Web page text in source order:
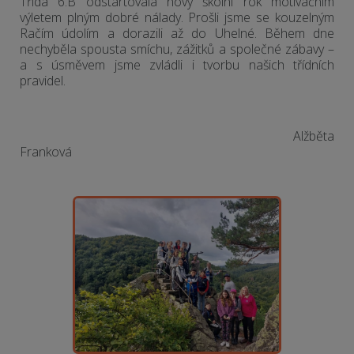
výletem plným dobré nálady. Prošli jsme se kouzelným
Račím údolím a dorazili až do Uhelné. Během dne
nechyběla spousta smíchu, zážitků a společné zábavy –
a s úsměvem jsme zvládli i tvorbu našich třídních
pravidel.
Alžběta
Franková